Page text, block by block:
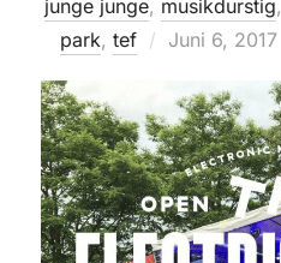
junge junge, musikdurstig,
park, tef
Veröffentlicht
Juni 6, 2017